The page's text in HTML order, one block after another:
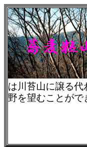
は川苔山に譲る
野を望むことがで